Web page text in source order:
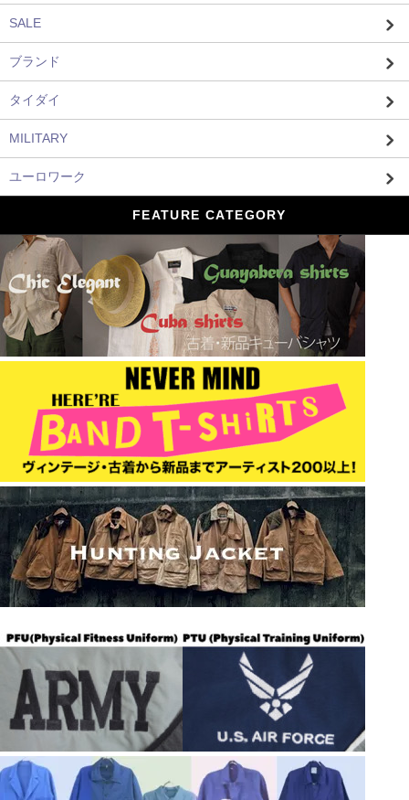
SALE
ブランド
タイダイ
MILITARY
ユーロワーク
FEATURE CATEGORY